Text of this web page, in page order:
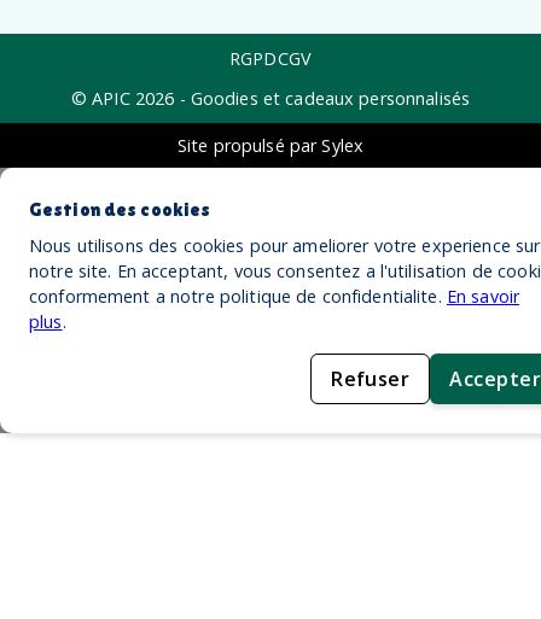
RGPDCGV
© APIC 2026 - Goodies et cadeaux personnalisés
Site propulsé par Sylex
Gestion des cookies
Nous utilisons des cookies pour ameliorer votre experience sur
notre site. En acceptant, vous consentez a l'utilisation de
conformement a notre politique de confidentialite. En savoir
plus.
Refuser Accepter